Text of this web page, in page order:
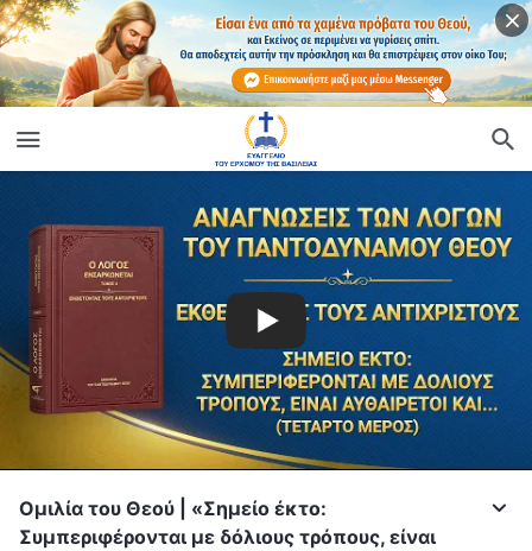
Ομιλία του Θεού | «Σημείο έκτο:
Συμπεριφέρονται με δόλιους τρόπους, είναι